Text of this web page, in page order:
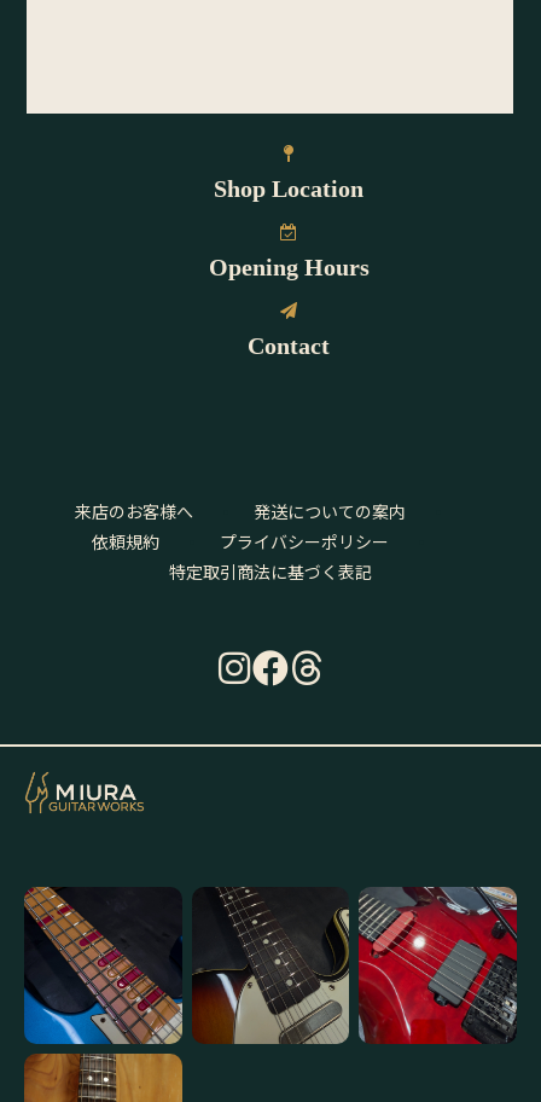
Shop Location
Opening Hours
Contact
来店のお客様へ
発送についての案内
依頼規約
プライバシーポリシー
特定取引商法に基づく表記